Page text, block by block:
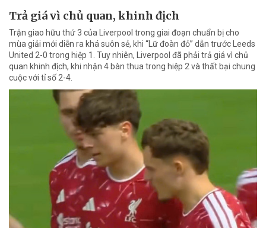
Trả giá vì chủ quan, khinh địch
Trận giao hữu thứ 3 của Liverpool trong giai đoạn chuẩn bị cho
mùa giải mới diễn ra khá suôn sẻ, khi “Lữ đoàn đỏ” dẫn trước Leeds
United 2-0 trong hiệp 1. Tuy nhiên, Liverpool đã phải trả giá vì chủ
quan khinh địch, khi nhận 4 bàn thua trong hiệp 2 và thất bại chung
cuộc với tỉ số 2-4.